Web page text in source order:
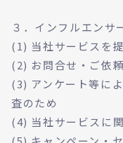
３．インフルエンサ
(1) 当社サービスを
(2) お問合せ・ご依
(3) アンケート等に
査のため
(4) 当社サービスに